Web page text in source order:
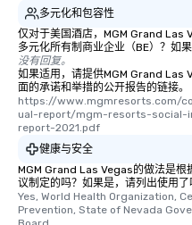
多元化和包容性
仅对于美国酒店，MGM Grand Las
多元化所有制商业企业（BE）？如
没有回复。
如果适用，请提供MGM Grand Las
面的承诺和举措的公开报告的链接。
https://www.mgmresorts.com/
ual-report/mgm-resorts-social-
report-2021.pdf
健康与安全
MGM Grand Las Vegas的做法是根
议制定的吗？如果是，请列出使用了
Yes, World Health Organization,
Prevention, State of Nevada